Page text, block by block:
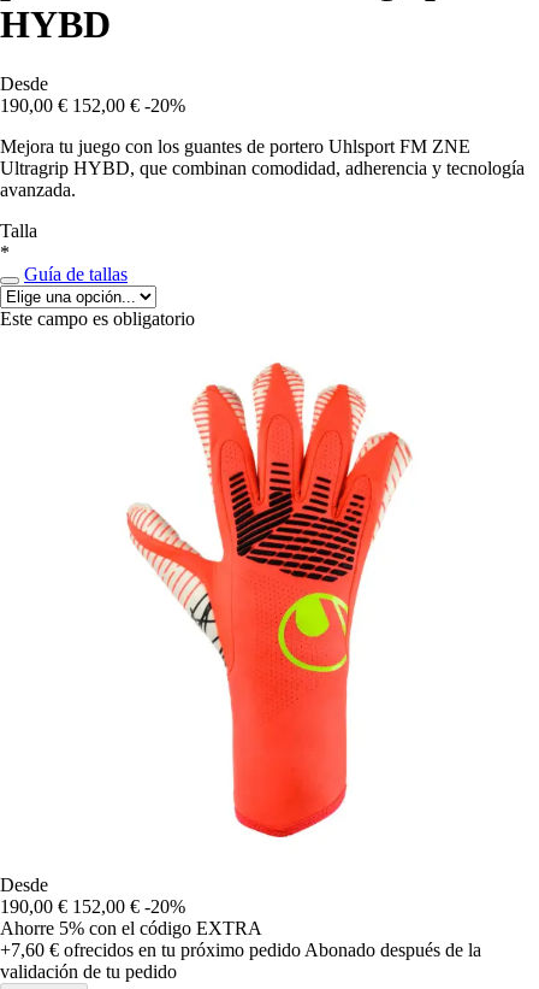
HYBD
Desde
190,00 € 152,00 € -20%
Mejora tu juego con los guantes de portero Uhlsport FM ZNE
Ultragrip HYBD, que combinan comodidad, adherencia y tecnología
avanzada.
Talla
*
Guía de tallas
Este campo es obligatorio
Desde
190,00 € 152,00 € -20%
Ahorre 5% con el código EXTRA
+7,60 € ofrecidos en tu próximo pedido Abonado después de la
validación de tu pedido